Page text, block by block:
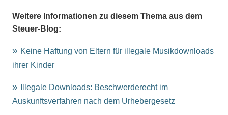
Weitere Informationen zu diesem Thema aus dem
Steuer-Blog:
Keine Haftung von Eltern für illegale Musikdownloads
ihrer Kinder
Illegale Downloads: Beschwerderecht im
Auskunftsverfahren nach dem Urhebergesetz